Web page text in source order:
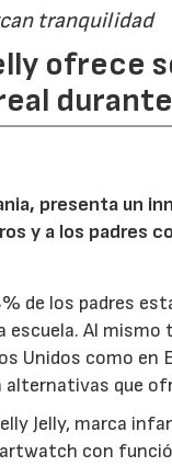
tranquilidad
ofrece
presenta un
y a los padres
de los padres
Al
Unidos como
alternativas que
Jelly, marca
con